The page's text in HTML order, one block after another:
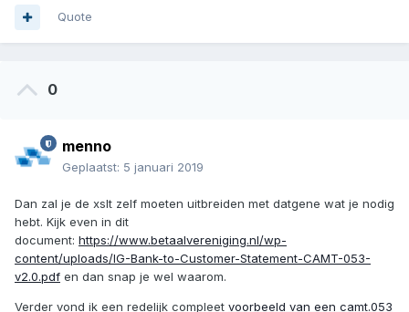
Quote
0
menno
Geplaatst: 5 januari 2019
Dan zal je de xslt zelf moeten uitbreiden met datgene wat je nodig
hebt. Kijk even in dit
document: https://www.betaalvereniging.nl/wp-
content/uploads/IG-Bank-to-Customer-Statement-CAMT-053-
v2.0.pdf en dan snap je wel waarom.
Verder vond ik een redelijk compleet voorbeeld van een camt.053